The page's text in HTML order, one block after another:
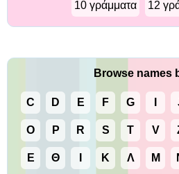
10 γράμματα 12
Browse names
C D E F G
O P R S T V
Ε Θ Κ Λ Μ